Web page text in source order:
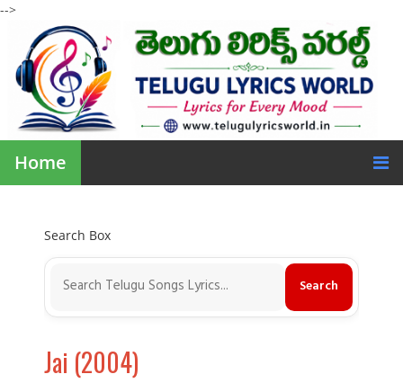
-->
Home
Search Box
Jai (2004)